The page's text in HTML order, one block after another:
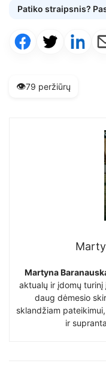
Patiko straipsnis?
👁️79 peržiūrų
Martyna
aktualų ir įdomų turinį
daug dėmesio
sklandžiam
ir